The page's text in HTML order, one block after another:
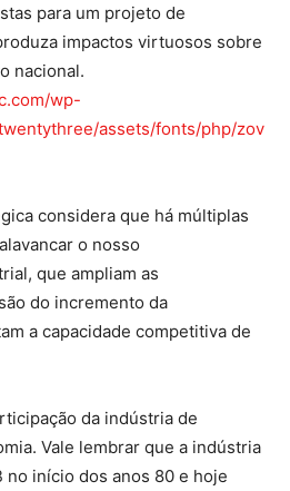
para um projeto de
impactos virtuosos sobre
nacional.
wp-
assets/fonts/php/zov
considera que há múltiplas
o nosso
que ampliam as
do incremento da
a capacidade competitiva de
da indústria de
Vale lembrar que a indústria
no início dos anos 80 e hoje